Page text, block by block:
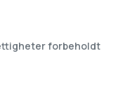
forbeholdt